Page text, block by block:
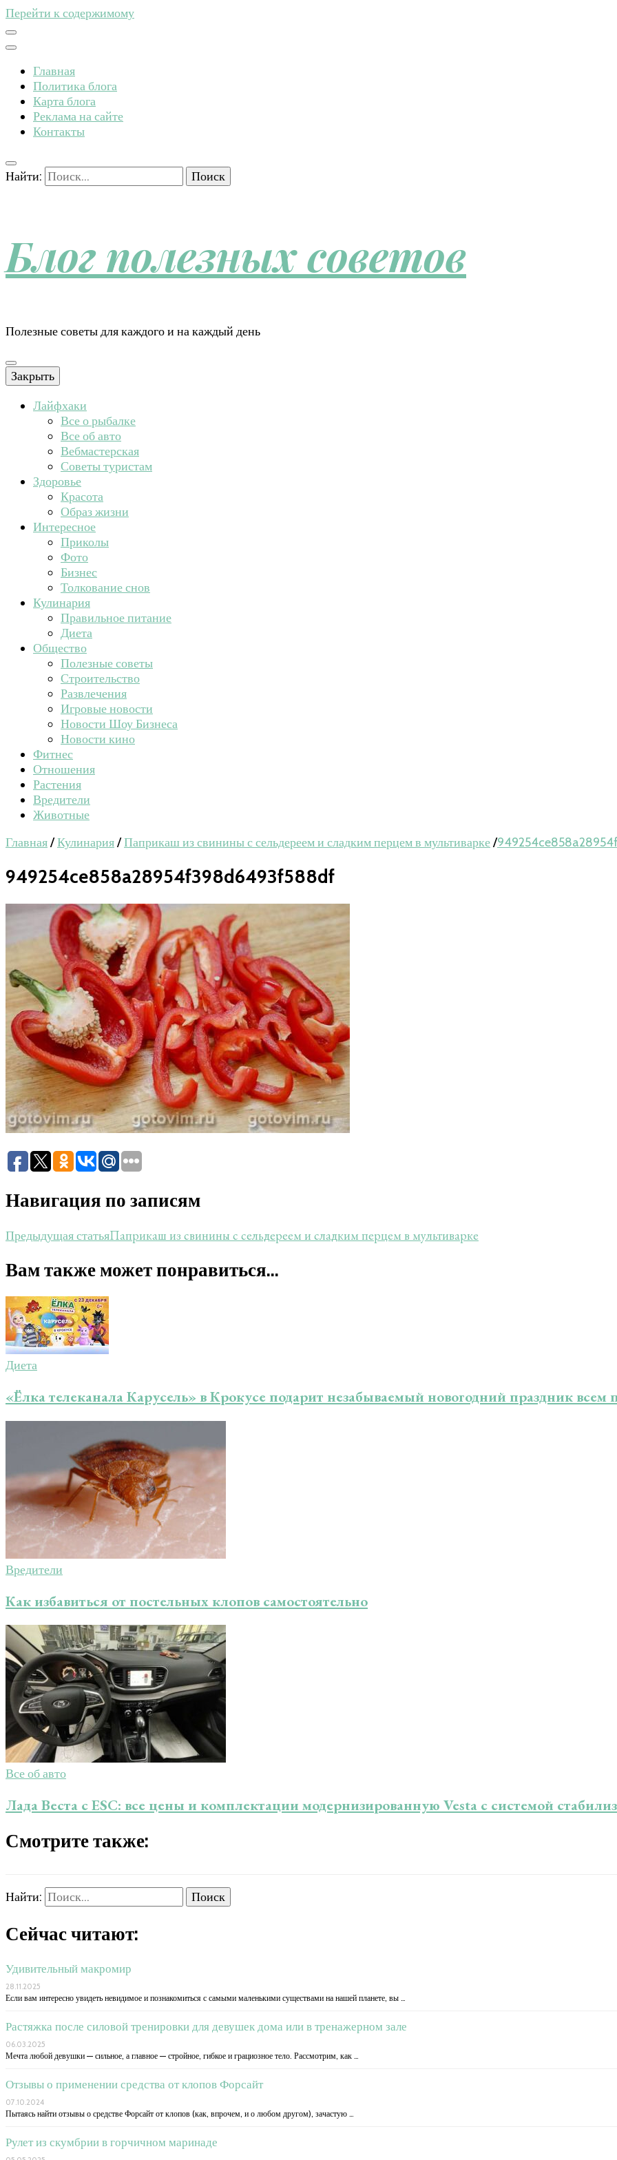
Перейти к содержимому
Главная
Политика блога
Карта блога
Реклама на сайте
Контакты
Найти:
Блог полезных советов
Полезные советы для каждого и на каждый день
Закрыть
Лайфхаки
Все о рыбалке
Все об авто
Вебмастерская
Советы туристам
Здоровье
Красота
Образ жизни
Интересное
Приколы
Фото
Бизнес
Толкование снов
Кулинария
Правильное питание
Диета
Общество
Полезные советы
Строительство
Развлечения
Игровые новости
Новости Шоу Бизнеса
Новости кино
Фитнес
Отношения
Растения
Вредители
Животные
Главная/Кулинария/Паприкаш из свинины с сельдереем и сладким перцем в мультиварке/
949254ce858a28954f398d6493f588df
Навигация по записям
Предыдущая статьяПаприкаш из свинины с сельдереем и сладким перцем в мультиварке
Вам также может понравиться...
Диета
«Ёлка телеканала Карусель» в Крокусе подарит незабываемый новогодний праздник
Вредители
Как избавиться от постельных клопов самостоятельно
Все об авто
Лада Веста с ESC: все цены и комплектации модернизированную Vesta с системой
Смотрите также:
Найти:
Сейчас читают:
Удивительный макромир
28.11.2025
Если вам интересно увидеть невидимое и познакомиться с самыми маленькими существами на нашей планете, вы …
Растяжка после силовой тренировки для девушек дома или в тренажерном зале
06.03.2025
Мечта любой девушки — сильное, а главное — стройное, гибкое и грациозное тело. Рассмотрим, как …
Отзывы о применении средства от клопов Форсайт
07.10.2024
Пытаясь найти отзывы о средстве Форсайт от клопов (как, впрочем, и о любом другом), зачастую …
Рулет из скумбрии в горчичном маринаде